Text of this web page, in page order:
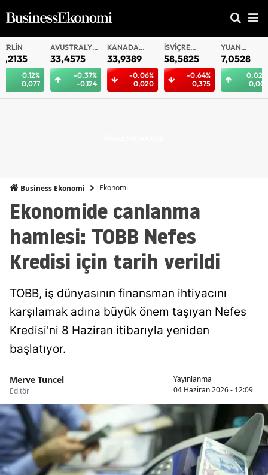
AVUSTRALYA
DOLARI
33,4575
-0.37%
-0,124
KANADA
DOLARI
33,9389
-0.06%
0,020
İSVIÇRE
FRANKI
58,5825
-0.64%
0,375
YUAN
OFFSHORE
7,0528
0.02%
0,001
YUAN
7,0516
Business Ekonomi Ekonomi
Ekonomide canlanma
hamlesi: TOBB Nefes
Kredisi için tarih verildi
TOBB, iş dünyasının finansman ihtiyacını
karşılamak adına büyük önem taşıyan Nefes
Kredisi'ni 8 Haziran itibarıyla yeniden
başlatıyor.
Merve Tuncel
Editör
Yayınlanma
04 Haziran 2026 - 12:09